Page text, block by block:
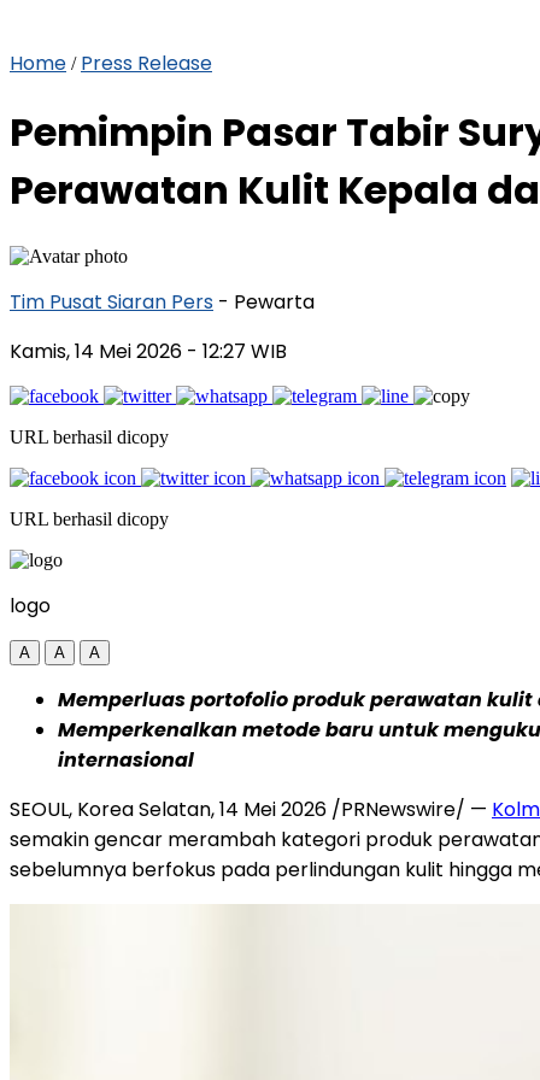
Home / Press Release
Pemimpin Pasar Tabir
Perawatan Kulit Kepala
Tim Pusat Siaran Pers - Pewarta
Kamis, 14 Mei 2026 - 12:27 WIB
URL berhasil dicopy
URL berhasil dicopy
logo
A A A
Memperluas portofolio produk perawatan
Memperkenalkan metode baru untuk
internasional
SEOUL, Korea Selatan, 14 Mei 2026 /PRNewswire/ —
semakin gencar merambah kategori produk
sebelumnya berfokus pada perlindungan kulit hingga